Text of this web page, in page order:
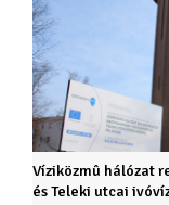
Víziközmû hálózat
és Teleki utcai